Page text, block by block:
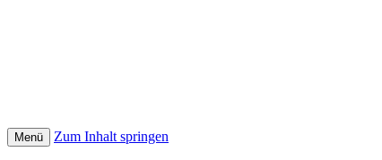
Menü Zum Inhalt springen